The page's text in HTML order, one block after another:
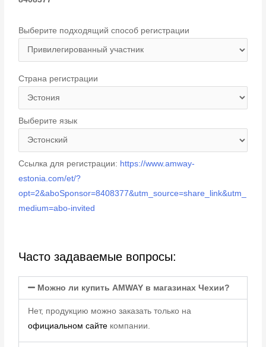
Выберите подходящий способ регистрации
Страна регистрации
Выберите язык
Ссылка для регистрации: https://www.amway-
estonia.com/et/?
opt=2&aboSponsor=8408377&utm_source=share_link&utm_
medium=abo-invited
Часто задаваемые вопросы:
Можно ли купить AMWAY в магазинах Чехии?
Нет, продукцию можно заказать только на
официальном сайте компании.